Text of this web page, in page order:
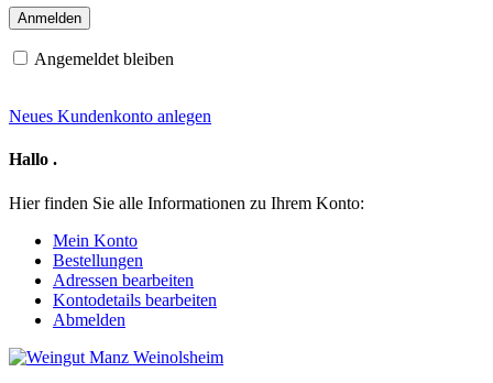
Angemeldet bleiben
Neues Kundenkonto anlegen
Hallo .
Hier finden Sie alle Informationen zu Ihrem Konto:
Mein Konto
Bestellungen
Adressen bearbeiten
Kontodetails bearbeiten
Abmelden